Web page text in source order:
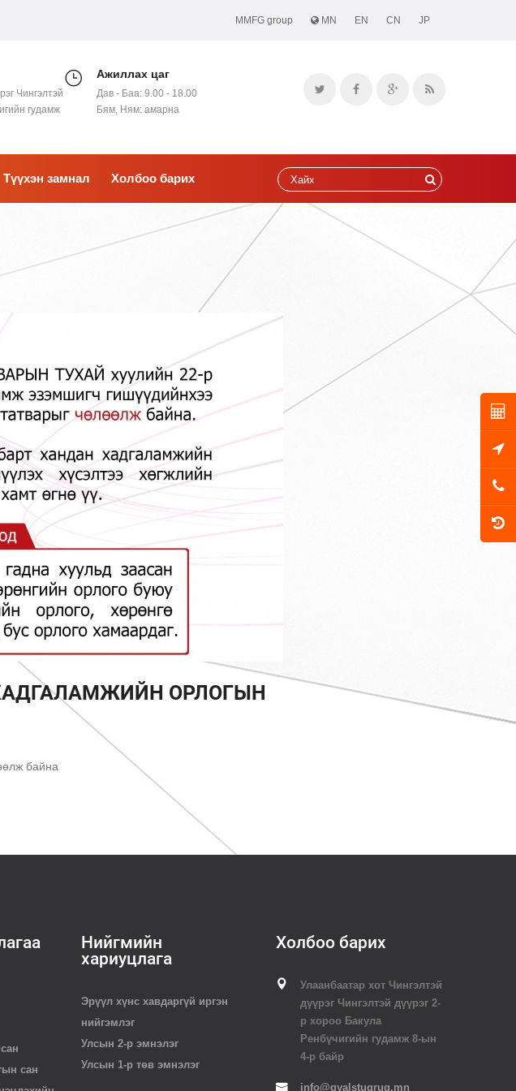
MMFG group MN EN CN JP
Ажиллах цаг
Дав - Баа: 9.00 - 18.00
Бям, Ням: амарна
Чингэлтэй
гудамж
Түүхэн замнал Холбоо барих
ОРЛОГЫН
байна
сан
Нийгмийн
хариуцлага
Эрүүл хүнс хавдаргүй иргэн
нийгэмлэг
Улсын 2-р эмнэлэг
Улсын 1-р төв эмнэлэг
Холбоо барих
Улаанбаатар хот Чингэлтэй
дүүрэг Чингэлтэй дүүрэг 2-
р хороо Бакула
Ренбүчигийн гудамж 8-ын
4-р байр
info@gyalstugrug.mn